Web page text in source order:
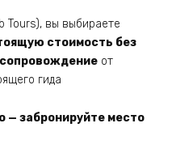
Tours), вы выбираете
стоимость без
от
гида
— забронируйте место